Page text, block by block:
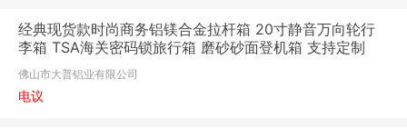
经典现货款时尚商务铝镁合金拉杆箱 20寸静音万向轮行
李箱 TSA海关密码锁旅行箱 磨砂砂面登机箱 支持定制
佛山市大普铝业有限公司
电议